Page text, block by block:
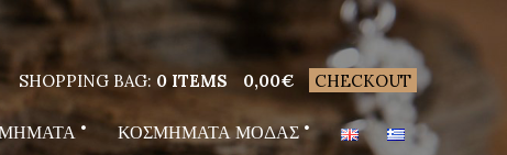
SHOPPING BAG: 0 ITEMS 0,00€ CHECKOUT
ΚΟΣΜΗΜΑΤΑ ΜΟΔΑΣ